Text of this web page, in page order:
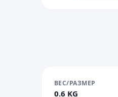
ВЕС/РАЗМЕР
0.6 KG